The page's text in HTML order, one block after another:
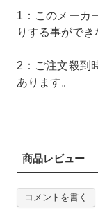
1：このメーカ
りする事ができ
2：ご注文殺到
あります。
商品レビュー
コメントを書く